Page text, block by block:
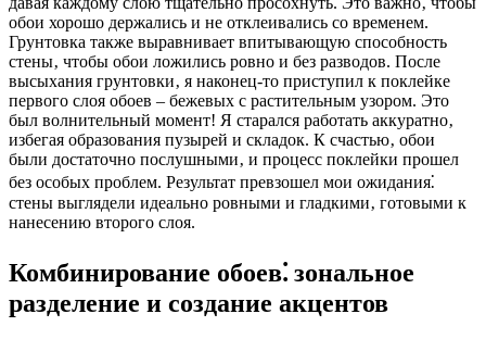
обои хорошо держались и не отклеивались со временем.
Грунтовка также выравнивает впитывающую способность
стены‚ чтобы обои ложились ровно и без разводов. После
высыхания грунтовки‚ я наконец-то приступил к поклейке
первого слоя обоев – бежевых с растительным узором. Это
был волнительный момент! Я старался работать аккуратно‚
избегая образования пузырей и складок. К счастью‚ обои
были достаточно послушными‚ и процесс поклейки прошел
без особых проблем. Результат превзошел мои ожидания⁚
стены выглядели идеально ровными и гладкими‚ готовыми к
нанесению второго слоя.
Комбинирование обоев⁚ зональное
разделение и создание акцентов